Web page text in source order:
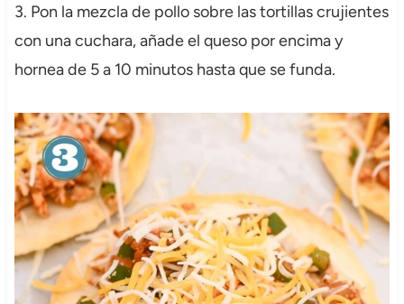
3. Pon la mezcla de pollo sobre las tortillas crujientes
con una cuchara, añade el queso por encima y
hornea de 5 a 10 minutos hasta que se funda.